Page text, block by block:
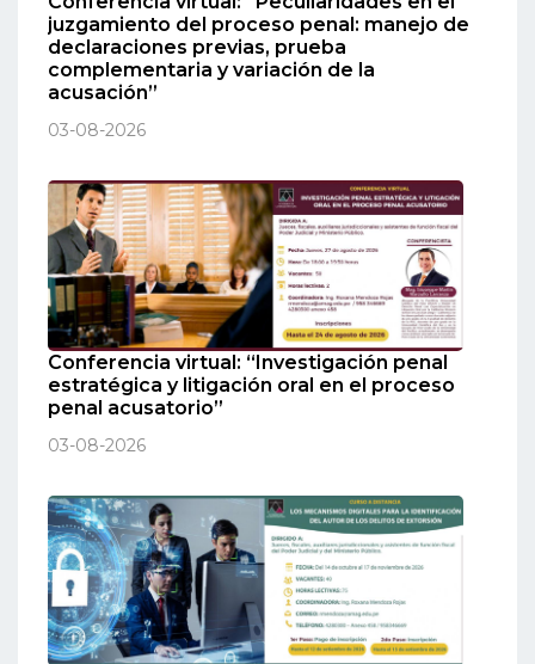
juzgamiento del proceso penal: manejo de
declaraciones previas, prueba
complementaria y variación de la
acusación”
03-08-2026
Conferencia virtual: “Investigación penal
estratégica y litigación oral en el proceso
penal acusatorio”
03-08-2026